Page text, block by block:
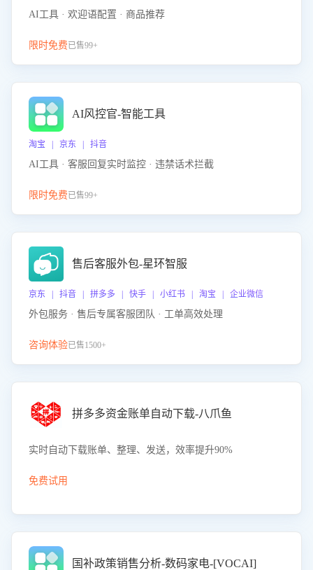
AI工具 · 欢迎语配置 · 商品推荐
限时免费已售99+
AI风控官-智能工具
淘宝 | 京东 | 抖音
AI工具 · 客服回复实时监控 · 违禁话术拦截
限时免费已售99+
售后客服外包-星环智服
京东 | 抖音 | 拼多多 | 快手 | 小红书 | 淘宝 | 企业微信
外包服务 · 售后专属客服团队 · 工单高效处理
咨询体验已售1500+
拼多多资金账单自动下载-八爪鱼
实时自动下载账单、整理、发送，效率提升90%
免费试用
国补政策销售分析-数码家电-[VOCAI]